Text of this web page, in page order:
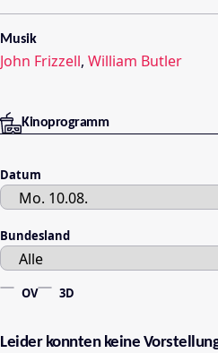
Musik
John Frizzell, William Butler
Kinoprogramm
Datum
Bundesland
OV 3D
Leider konnten keine